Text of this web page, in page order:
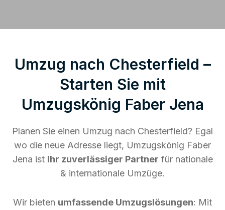
Umzug nach Chesterfield –
Starten Sie mit
Umzugskönig Faber Jena
Planen Sie einen Umzug nach Chesterfield? Egal
wo die neue Adresse liegt, Umzugskönig Faber
Jena ist Ihr zuverlässiger Partner für nationale
& internationale Umzüge.
Wir bieten umfassende Umzugslösungen: Mit